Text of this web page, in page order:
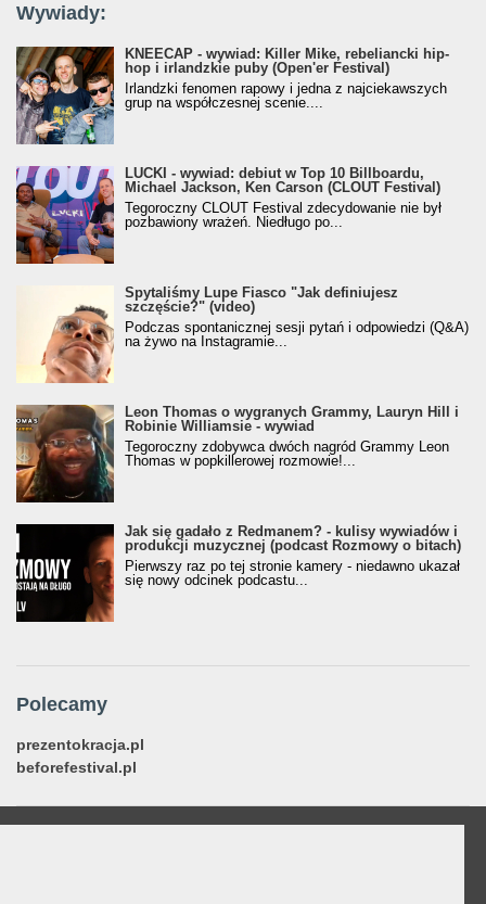
Wywiady:
KNEECAP - wywiad: Killer Mike, rebeliancki hip-
hop i irlandzkie puby (Open'er Festival)
Irlandzki fenomen rapowy i jedna z najciekawszych
grup na współczesnej scenie....
LUCKI - wywiad: debiut w Top 10 Billboardu,
Michael Jackson, Ken Carson (CLOUT Festival)
Tegoroczny CLOUT Festival zdecydowanie nie był
pozbawiony wrażeń. Niedługo po...
Spytaliśmy Lupe Fiasco "Jak definiujesz
szczęście?" (video)
Podczas spontanicznej sesji pytań i odpowiedzi (Q&A)
na żywo na Instagramie...
Leon Thomas o wygranych Grammy, Lauryn Hill i
Robinie Williamsie - wywiad
Tegoroczny zdobywca dwóch nagród Grammy Leon
Thomas w popkillerowej rozmowie!...
Jak się gadało z Redmanem? - kulisy wywiadów i
produkcji muzycznej (podcast Rozmowy o bitach)
Pierwszy raz po tej stronie kamery - niedawno ukazał
się nowy odcinek podcastu...
Polecamy
prezentokracja.pl
beforefestival.pl